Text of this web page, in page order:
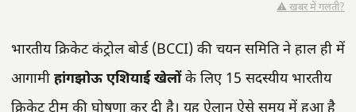
⚠️ खबर में गलती?
भारतीय क्रिकेट कंट्रोल बोर्ड (BCCI) की चयन समिति ने हाल ही में
आगामी हांगझोऊ एशियाई खेलोंके लिए 15 सदस्यीय भारतीय